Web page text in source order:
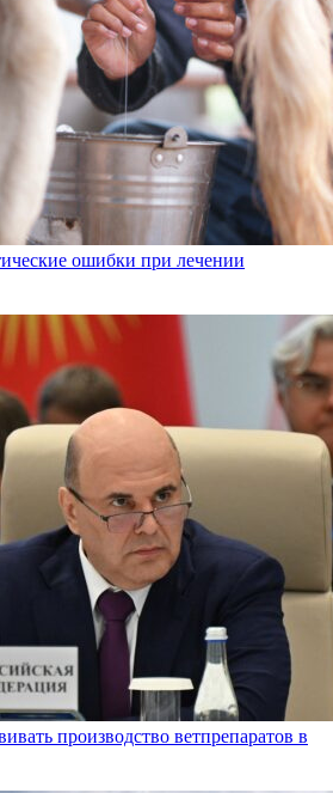
ошибки при лечении
производство ветпрепаратов в